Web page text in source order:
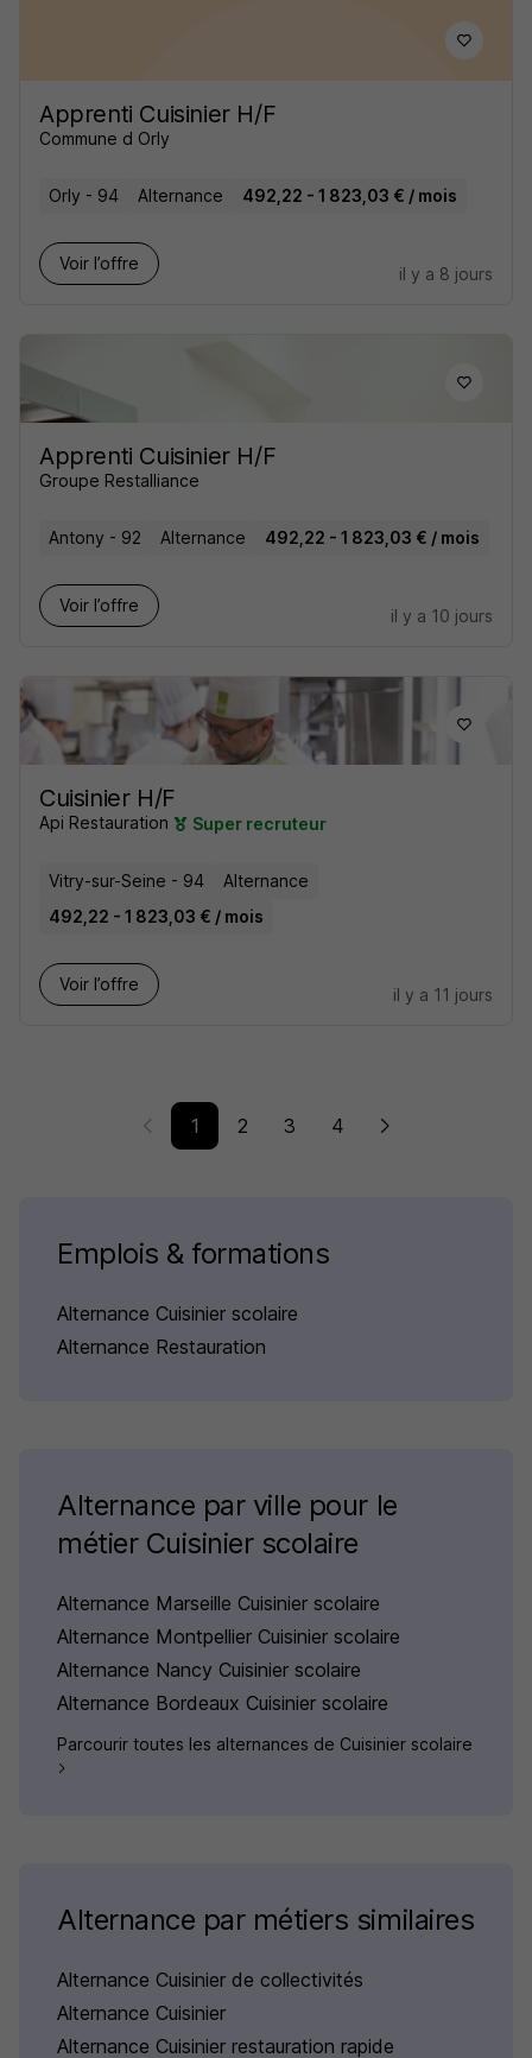
Apprenti Cuisinier H/F
Commune d Orly
Orly - 94 Alternance 492,22 - 1 823,03 € / mois
Voir l’offre
il y a 8 jours
Apprenti Cuisinier H/F
Groupe Restalliance
Antony - 92 Alternance 492,22 - 1 823,03 € / mois
Voir l’offre
il y a 10 jours
Cuisinier H/F
Api Restauration Super recruteur
Vitry-sur-Seine - 94
Alternance
492,22 - 1 823,03 € / mois
Voir l’offre
il y a 11 jours
1 2 3 4
Emplois & formations
Alternance Cuisinier scolaire
Alternance Restauration
Alternance par ville pour le
métier Cuisinier scolaire
Alternance Marseille Cuisinier scolaire
Alternance Montpellier Cuisinier scolaire
Alternance Nancy Cuisinier scolaire
Alternance Bordeaux Cuisinier scolaire
Parcourir toutes les alternances de Cuisinier scolaire
Alternance par métiers similaires
Alternance Cuisinier de collectivités
Alternance Cuisinier
Alternance Cuisinier restauration rapide